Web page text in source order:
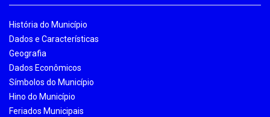
História do Município
Dados e Características
Geografia
Dados Econômicos
Símbolos do Município
Hino do Município
Feriados Municipais